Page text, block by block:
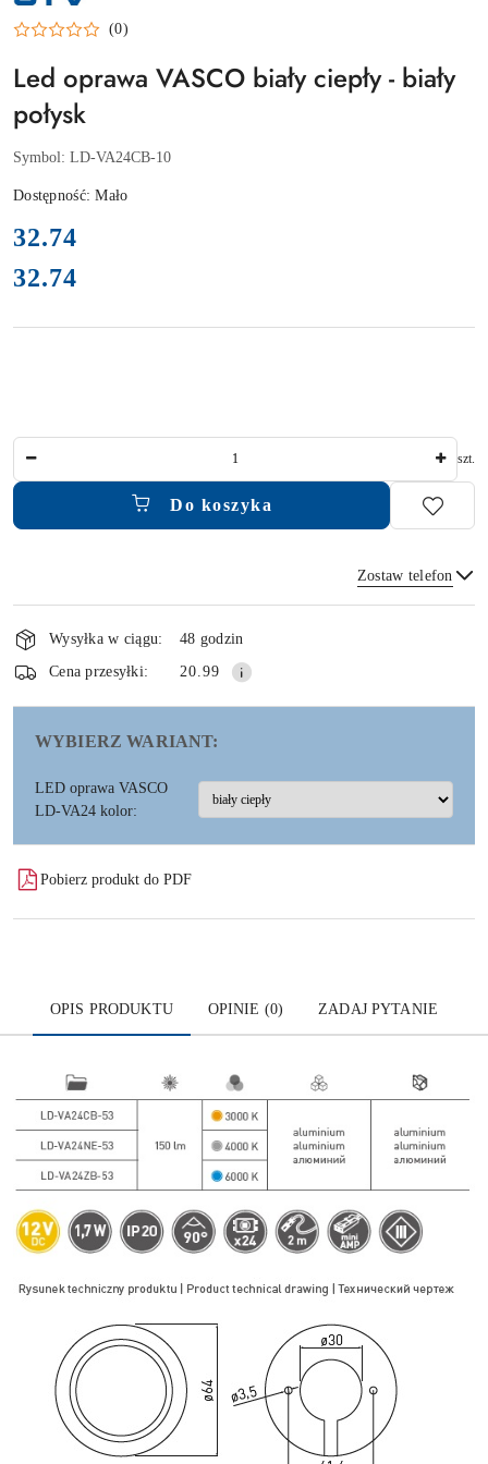
PRODUCENTA:
GTV
(0)
Led oprawa VASCO biały ciepły - biały
połysk
Symbol: LD-VA24CB-10
Dostępność:Mało
cena:
32.74
Cena:
32.74
szt.
Do koszyka
Zostaw telefon
Wyślij
Dostępność
i
dostawa
Wysyłka w ciągu:
48 godzin
Cena przesyłki:
20.99
WYBIERZ WARIANT:
LED oprawa VASCO
LD-VA24 kolor:
Pobierz produkt do PDF
OPIS PRODUKTU OPINIE (0) ZADAJ PYTANIE